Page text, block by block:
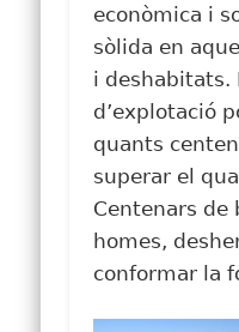
econòmica i
sòlida en
i deshabitats.
d’explotació
quants
superar el
Centenars de
homes,
conformar la